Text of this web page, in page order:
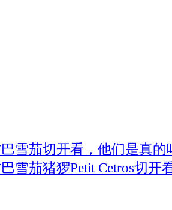
雪茄切开看，他们是真的
雪茄猪猡Petit Cetros切开